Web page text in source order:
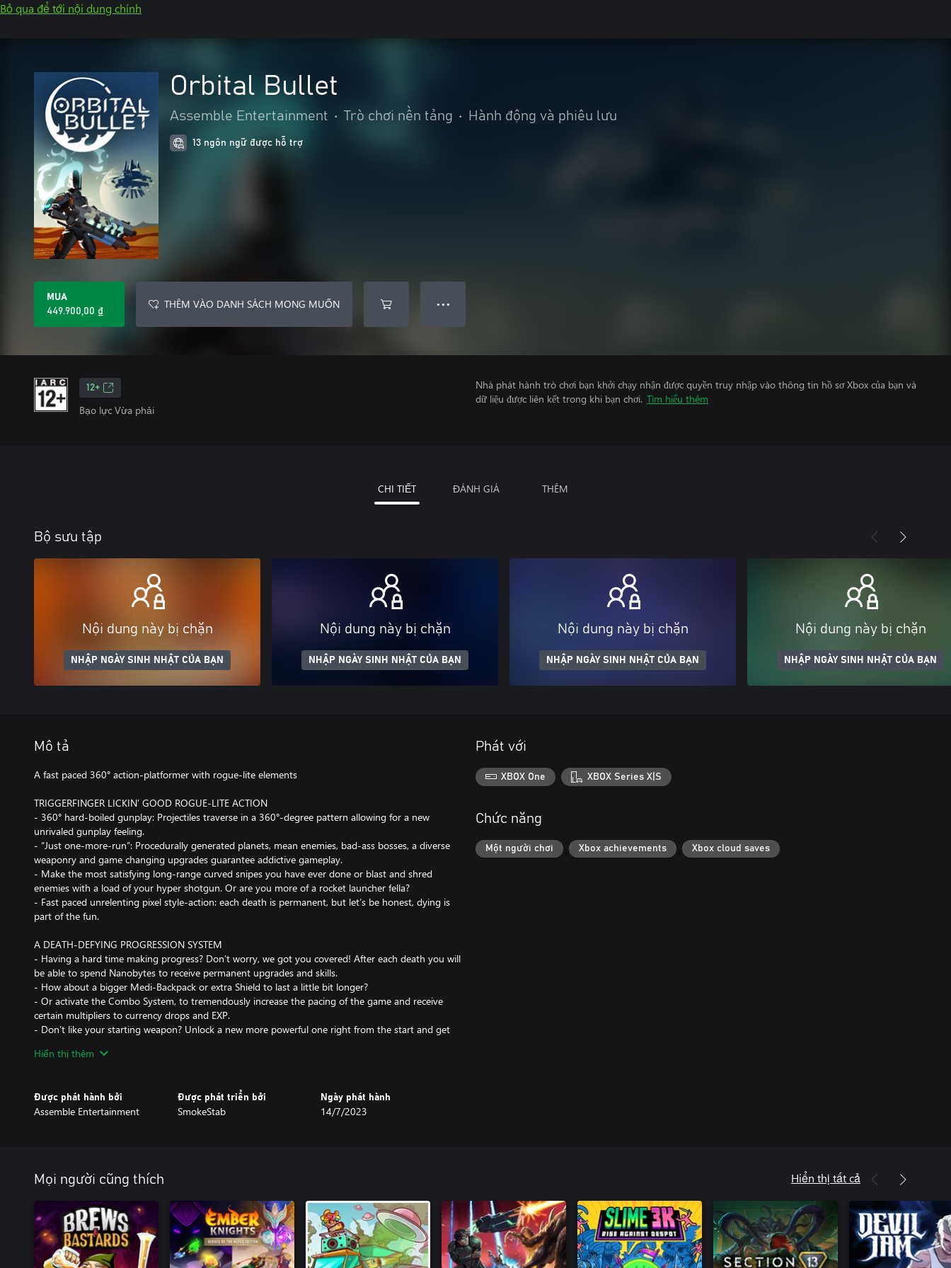
Bỏ qua để tới nội dung chính
Orbital Bullet
Assemble Entertainment • Trò chơi nền tảng • Hành động và phiêu lưu
13 ngôn ngữ được hỗ trợ
MUA
449.900,00 ₫
THÊM VÀO DANH SÁCH MONG MUỐN ● ● ●
12+
Bạo lực Vừa phải
Nhà phát hành trò chơi bạn khởi chạy nhận được quyền truy nhập vào thông tin hồ sơ Xbox của bạn và
dữ liệu được liên kết trong khi bạn chơi. Tìm hiểu thêm
CHI TIẾT ĐÁNH GIÁ THÊM
Bộ sưu tập
Nội dung này bị chặn
NHẬP NGÀY SINH NHẬT CỦA BẠN
Nội dung này bị chặn
NHẬP NGÀY SINH NHẬT CỦA BẠN
Nội dung này bị chặn
NHẬP NGÀY SINH NHẬT CỦA BẠN
Nội dung này bị chặn
NHẬP NGÀY SINH NHẬT CỦA BẠN
Mô tả
A fast paced 360° action-platformer with rogue-lite elements
TRIGGERFINGER LICKIN’ GOOD ROGUE-LITE ACTION
- 360° hard-boiled gunplay: Projectiles traverse in a 360°-degree pattern allowing for a new
unrivaled gunplay feeling.
- “Just one-more-run”: Procedurally generated planets, mean enemies, bad-ass bosses, a diverse
weaponry and game changing upgrades guarantee addictive gameplay.
- Make the most satisfying long-range curved snipes you have ever done or blast and shred
enemies with a load of your hyper shotgun. Or are you more of a rocket launcher fella?
- Fast paced unrelenting pixel style-action: each death is permanent, but let’s be honest, dying is
part of the fun.
A DEATH-DEFYING PROGRESSION SYSTEM
- Having a hard time making progress? Don’t worry, we got you covered! After each death you will
be able to spend Nanobytes to receive permanent upgrades and skills.
- How about a bigger Medi-Backpack or extra Shield to last a little bit longer?
- Or activate the Combo System, to tremendously increase the pacing of the game and receive
certain multipliers to currency drops and EXP.
- Don’t like your starting weapon? Unlock a new more powerful one right from the start and get
skills and reach new power spikes while the tree changes every time you play.
- “We need guns, lots of guns.” Unlock, find, or buy more than 42 different guns, weapon upgrades
- Are you the type of person who enjoys some good ol’ pain? Good, because we got a Streak
System that will make the game considerably more difficult (coupled with a few other surprises)
with each completed run, until your streak ends. Don’t worry though, you will have plenty
opportunity to die.
A HEAD-BLASTING SOUNDTRACK
- Orbital Bullet features a pounding electronica soundtrack composed by Juha Korpelainen & Niilo
Hiển thị thêm
Được phát hành bởi
Assemble Entertainment
Được phát triển bởi
SmokeStab
Ngày phát hành
14/7/2023
Phát với
XBOX One XBOX Series X|S
Chức năng
Một người chơi Xbox achievements Xbox cloud saves
Mọi người cũng thích Hiển thị tất cả